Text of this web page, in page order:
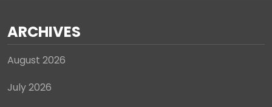
ARCHIVES
August 2026
July 2026